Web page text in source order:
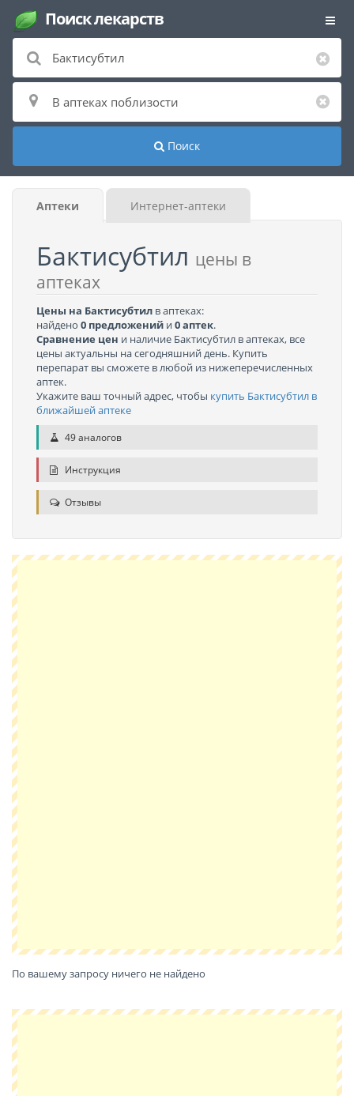
Поиск лекарств
Поиск
Аптеки Интернет-аптеки
Бактисубтил цены в
аптеках
Цены на Бактисубтил в аптеках:
найдено 0 предложений и0 аптек.
Сравнение цен и наличие Бактисубтил в аптеках, все
цены актуальны на сегодняшний день. Купить
перепарат вы сможете в любой из нижеперечисленных
аптек.
Укажите ваш точный адрес, чтобы купить Бактисубтил в
ближайшей аптеке
49 аналогов
Инструкция
Отзывы
По вашему запросу ничего не найдено